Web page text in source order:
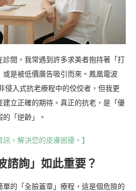
間，我常遇到許多求美者抱持著「打
是被低價廣告吸引而來。鳳凰電波
侵入式抗老療程中的佼佼者，但我更
立正確的期待。真正的抗老，是「優
「逆齡」。
，解決您的皮膚困擾。】
諮詢」如此重要？
的「全臉蓋章」療程，這是個危險的